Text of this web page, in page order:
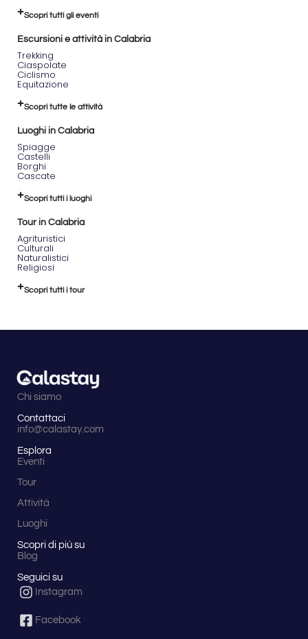
Scopri tutti gli eventi
Escursioni e attività in Calabria
Trekking
Ciaspolate
Ciclismo
Equitazione
Scopri tutte le attività
Luoghi in Calabria
Spiagge
Castelli
Borghi
Cascate
Scopri tutti i luoghi
Tour in Calabria
Agrituristici
Culturali
Naturalistici
Religiosi
Scopri tutti i tour
Chi siamo
Contattaci
info@calastay.com
Esplora
Eventi
Tour
Attività
Luoghi
Scopri di più su
Blog
Seguici su
Instagram
Facebook